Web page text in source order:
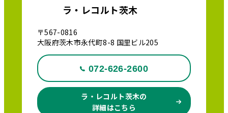
ラ・レコルト茨木
〒567-0816
大阪府茨木市永代町8-8 国里ビル205
072-626-2600
ラ・レコルト茨木の
詳細はこちら